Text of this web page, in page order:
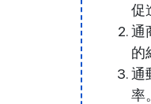
促
通
的
通
率。